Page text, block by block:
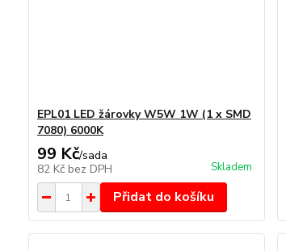
EPL01 LED žárovky W5W 1W (1 x SMD
7080) 6000K
99 Kč/sada
82 Kč bez DPH Skladem
Přidat do košíku